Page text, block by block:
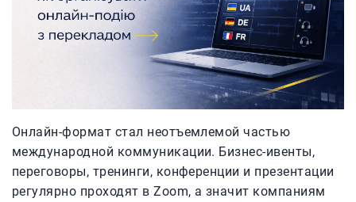
Онлайн-формат стал неотъемлемой частью
международной коммуникации. Бизнес-ивенты,
переговоры, тренинги, конференции и презентации
регулярно проходят в Zoom, а значит компаниям